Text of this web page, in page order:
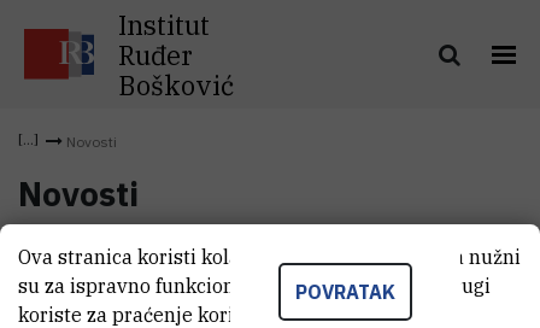
Institut
Ruđer
Bošković
Novosti
Novosti
POVRATAK
Ova stranica koristi kolačiće. Neki od tih kolačića nužni
su za ispravno funkcioniranje stranice, dok se drugi
koriste za praćenje korištenja stranice radi